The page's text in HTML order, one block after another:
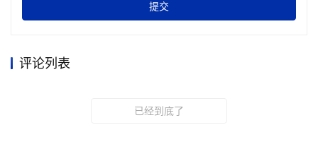
提交
评论列表
已经到底了